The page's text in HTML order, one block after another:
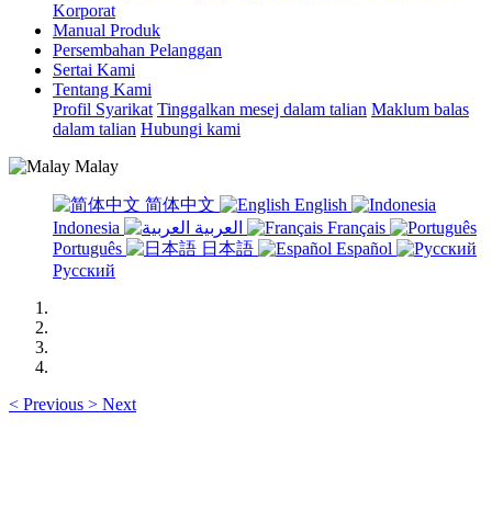
Korporat
Manual Produk
Persembahan Pelanggan
Sertai Kami
Tentang Kami
Profil Syarikat Tinggalkan mesej dalam talian Maklum balas
dalam talian Hubungi kami
Malay
简体中文
English
Indonesia
Français
Português
日本語
Español
Русский
< Previous > Next